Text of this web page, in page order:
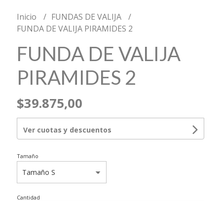
Inicio
FUNDAS DE VALIJA
FUNDA DE VALIJA PIRAMIDES 2
FUNDA DE VALIJA
PIRAMIDES 2
$39.875,00
Ver cuotas y descuentos
Tamaño
Cantidad